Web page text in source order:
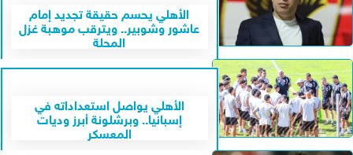
الأهلي يحسم حقيقة تجديد إمام
عاشور وشوبير.. ويترقب موهبة غزل
المحلة
الأهلي يواصل استعداداته في
إسبانيا.. وبرشلونة أبرز وديات
المعسكر